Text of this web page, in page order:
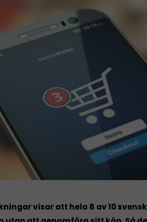
visar att hela 8 av 10